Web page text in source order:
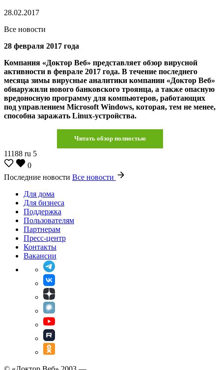
28.02.2017
Все новости
28 февраля 2017 года
Компания «Доктор Веб» представляет обзор вирусной
активности в феврале 2017 года. В течение последнего
месяца зимы вирусные аналитики компании «Доктор Веб»
обнаружили нового банковского троянца, а также опасную
вредоносную программу для компьютеров, работающих
под управлением Microsoft Windows, которая, тем не менее,
способна заражать Linux-устройства.
Читать обзор полностью
11188 ru 5
0
Последние новости Все новости
Для дома
Для бизнеса
Поддержка
Пользователям
Партнерам
Пресс-центр
Контакты
Вакансии